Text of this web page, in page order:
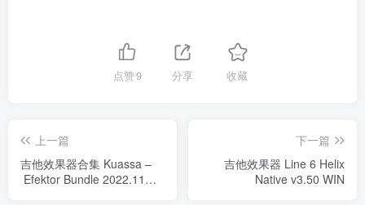
点赞9 分享 收藏
上一篇
吉他效果器合集 Kuassa –
Efektor Bundle 2022.11
下一篇
吉他效果器 Line 6 Helix
Native v3.50 WIN